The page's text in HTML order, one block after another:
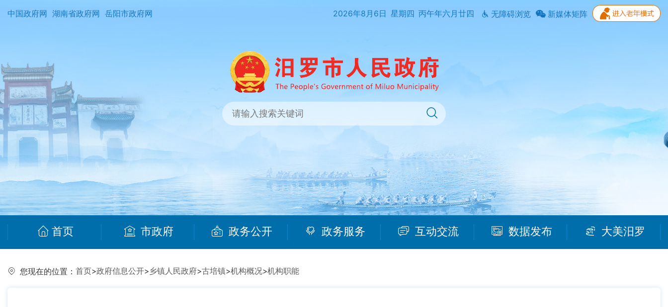
中国政府网 湖南省政府网 岳阳市政府网 2026年8月6日 星期四 丙午年六月廿四 无障碍浏览 新媒体矩阵
首页 市政府 政务公开 政务服务 互动交流 数据发布 大美汨罗
您现在的位置： 首页>政府信息公开>乡镇人民政府>古培镇>机构概况>机构职能